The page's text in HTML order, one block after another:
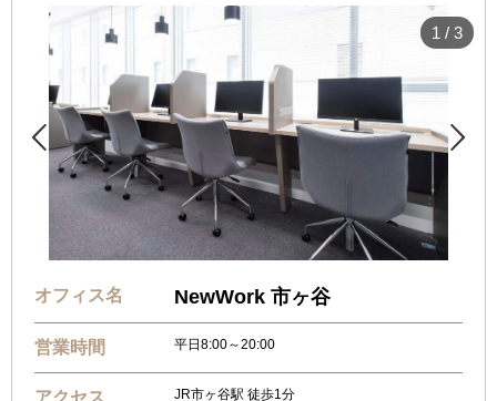
 
1 / 3
オフィス名 NewWork 市ヶ谷
営業時間 平日8:00～20:00
アクセス
JR市ヶ谷駅 徒歩1分